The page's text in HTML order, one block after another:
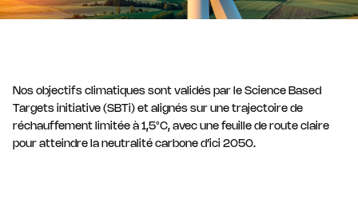
Nos objectifs climatiques sont validés par le Science Based
Targets initiative (SBTi) et alignés sur une trajectoire de
réchauffement limitée à 1,5°C, avec une feuille de route claire
pour atteindre la neutralité carbone d’ici 2050.